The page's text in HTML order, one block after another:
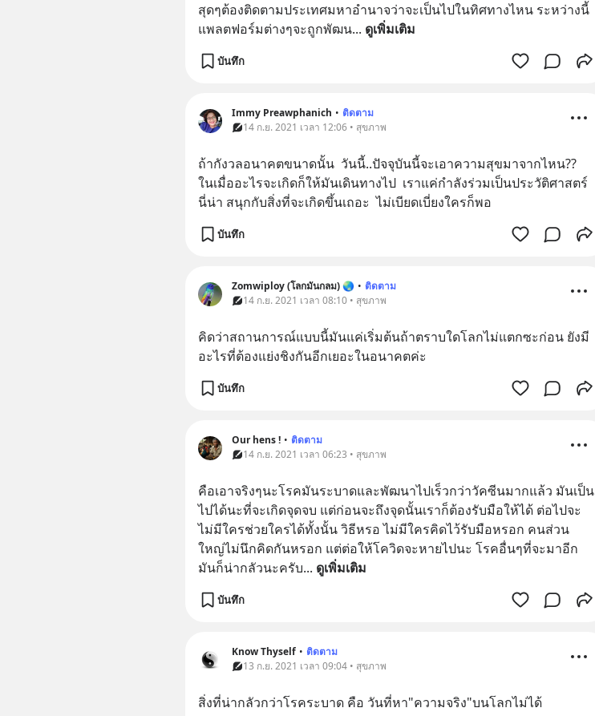
สุดๆต้องติดตามประเทศมหาอำนาจว่าจะเป็นไปในทิศทางไหน ระหว่างนี้
แพลตฟอร์มต่างๆจะถูกพัฒน... ดูเพิ่มเติม
บันทึก
Immy Preawphanich • ติดตาม
14 ก.ย. 2021 เวลา 12:06 • สุขภาพ
ถ้ากังวลอนาคตขนาดนั้น  วันนี้..ปัจจุบันนี้จะเอาความสุขมาจากไหน??
ในเมื่ออะไรจะเกิดก็ให้มันเดินทางไป  เราแค่กำลังร่วมเป็นประวัติศาสตร์
นี่น่า สนุกกับสิ่งที่จะเกิดขึ้นเถอะ  ไม่เบียดเบี่ยงใครก็พอ
บันทึก
Zomwiploy (โลกมันกลม) 🌏 • ติดตาม
14 ก.ย. 2021 เวลา 08:10 • สุขภาพ
คิดว่าสถานการณ์แบบนี้มันแค่เริ่มต้นถ้าตราบใดโลกไม่แตกซะก่อน ยังมี
อะไรที่ต้องแย่งชิงกันอีกเยอะในอนาคตค่ะ
บันทึก
Our hens ! • ติดตาม
14 ก.ย. 2021 เวลา 06:23 • สุขภาพ
คือเอาจริงๆนะโรคมันระบาดและพัฒนาไปเร็วกว่าวัคซีนมากแล้ว มันเป็น
ไปได้นะที่จะเกิดจุดจบ แต่ก่อนจะถึงจุดนั้นเราก็ต้องรับมือให้ได้ ต่อไปจะ
ไม่มีใครช่วยใครได้ทั้งนั้น วิธีหรอ ไม่มีใครคิดไว้รับมือหรอก คนส่วน
ใหญ่ไม่นึกคิดกันหรอก แต่ต่อให้โควิดจะหายไปนะ โรคอื่นๆที่จะมาอีก
มันก็น่ากลัวนะครับ... ดูเพิ่มเติม
บันทึก
Know Thyself • ติดตาม
13 ก.ย. 2021 เวลา 09:04 • สุขภาพ
สิ่งที่น่ากลัวกว่าโรคระบาด คือ วันที่หา"ความจริง"บนโลกไม่ได้